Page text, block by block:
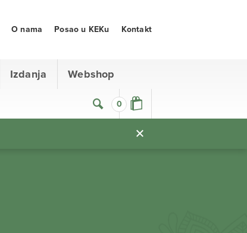
0
Izdanja Webshop
O nama Posao u KEKu Kontakt